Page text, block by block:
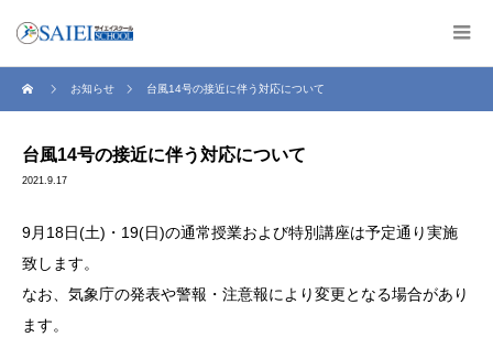
お知らせ 台風14号の接近に伴う対応について
台風14号の接近に伴う対応について
2021.9.17
9月18日(土)・19(日)の通常授業および特別講座は予定通り実施
致します。
なお、気象庁の発表や警報・注意報により変更となる場合があり
ます。